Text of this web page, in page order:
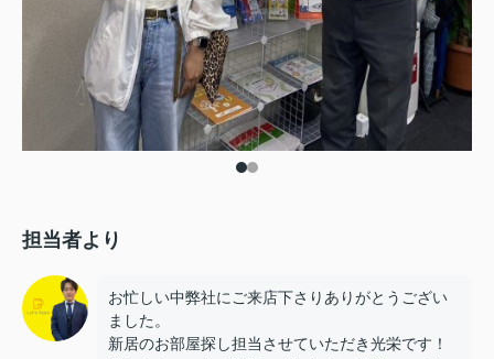
担当者より
お忙しい中弊社にご来店下さりありがとうござい
ました。
新居のお部屋探し担当させていただき光栄です！